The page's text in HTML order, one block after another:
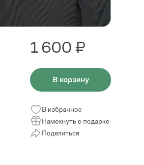
1 600 ₽
В корзину
В избранное
Намекнуть о подарке
Поделиться